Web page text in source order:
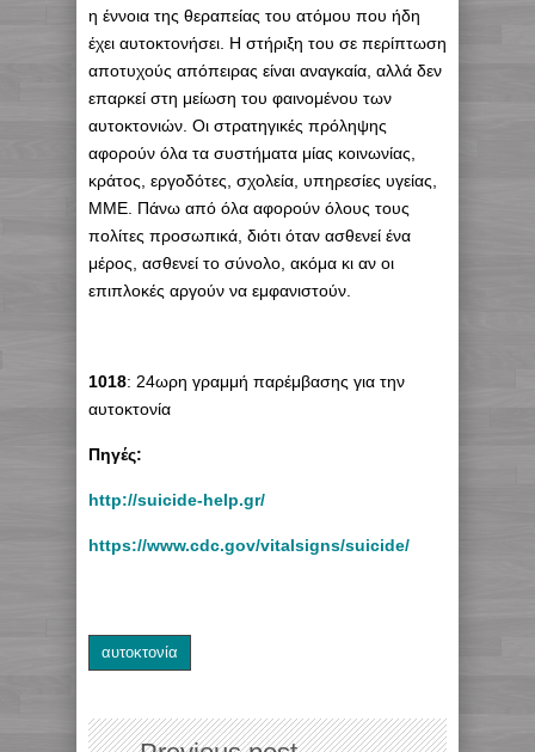
η έννοια της θεραπείας του ατόμου που ήδη
έχει αυτοκτονήσει. Η στήριξη του σε περίπτωση
αποτυχούς απόπειρας είναι αναγκαία, αλλά δεν
επαρκεί στη μείωση του φαινομένου των
αυτοκτονιών. Οι στρατηγικές πρόληψης
αφορούν όλα τα συστήματα μίας κοινωνίας,
κράτος, εργοδότες, σχολεία, υπηρεσίες υγείας,
ΜΜΕ. Πάνω από όλα αφορούν όλους τους
πολίτες προσωπικά, διότι όταν ασθενεί ένα
μέρος, ασθενεί το σύνολο, ακόμα κι αν οι
επιπλοκές αργούν να εμφανιστούν.
1018: 24ωρη γραμμή παρέμβασης για την
αυτοκτονία
Πηγές:
http://suicide-help.gr/
https://www.cdc.gov/vitalsigns/suicide/
αυτοκτονία